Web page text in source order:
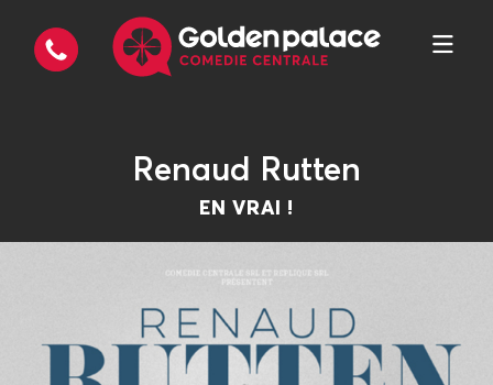
Renaud Rutten
EN VRAI !